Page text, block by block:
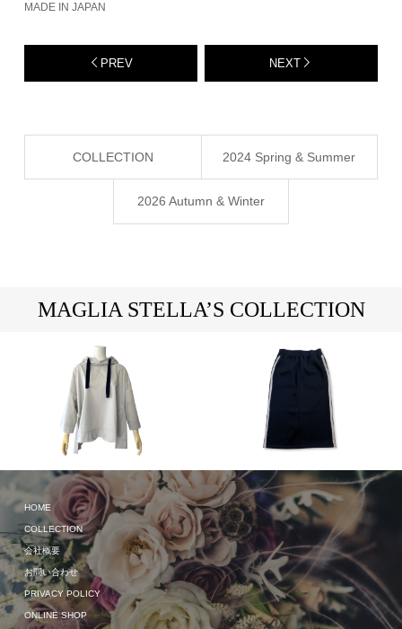
MADE IN JAPAN
PREV NEXT
COLLECTION 2024 Spring & Summer
2026 Autumn & Winter
MAGLIA STELLA’S COLLECTION
2023 Autumn & Winter
2024 Spring & Summer
HOME
COLLECTION
会社概要
お問い合わせ
PRIVACY POLICY
ONLINE SHOP